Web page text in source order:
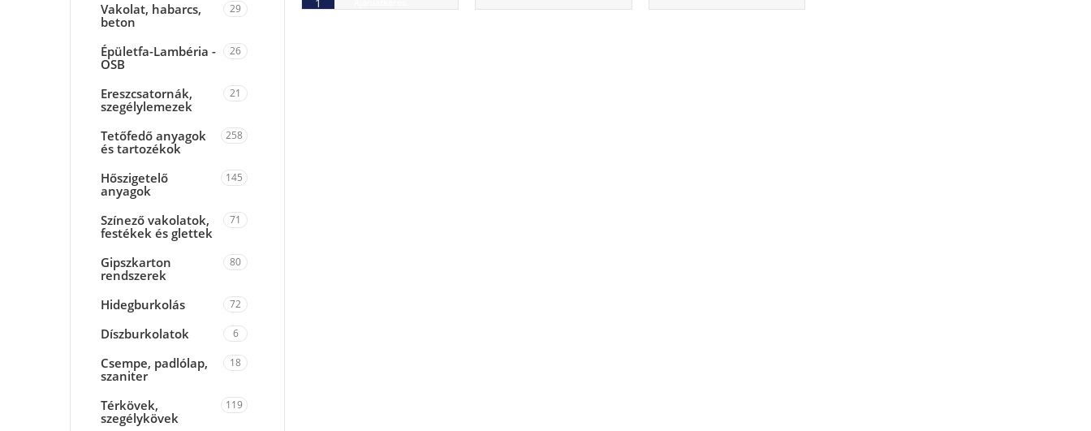
Vakolat, habarcs,
beton
29
Épületfa-Lambéria -
OSB
26
Ereszcsatornák,
szegélylemezek
21
Tetőfedő anyagok
és tartozékok
258
Hőszigetelő
anyagok
145
Színező vakolatok,
festékek és glettek
71
Gipszkarton
rendszerek
80
Hidegburkolás 72
Díszburkolatok 6
Csempe, padlólap,
szaniter
18
Térkövek,
szegélykövek
119